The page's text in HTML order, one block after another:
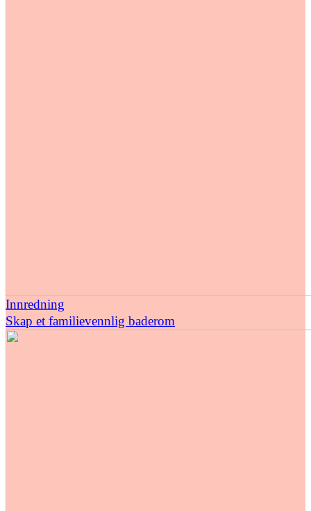
Innredning
Skap et familievennlig baderom